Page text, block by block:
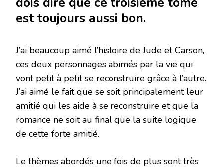
est toujours aussi bon.
J’ai beaucoup aimé l’histoire de Jude et Carson,
ces deux personnages abimés par la vie qui
vont petit à petit se reconstruire grâce à l’autre.
J’ai aimé le fait que se soit principalement leur
amitié qui les aide à se reconstruire et que la
romance ne soit au final que la suite logique
de cette forte amitié.
Le thèmes abordés une fois de plus sont très